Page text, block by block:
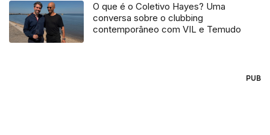
O que é o Coletivo Hayes? Uma
conversa sobre o clubbing
contemporâneo com VIL e Temudo
PUB